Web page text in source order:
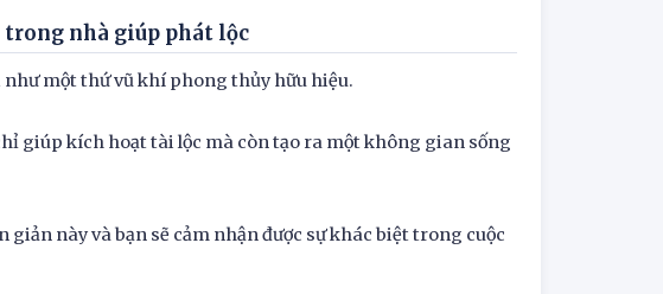
nhà giúp phát lộc
một thứ vũ khí phong thủy hữu hiệu.
giúp kích hoạt tài lộc mà còn tạo ra một không gian sống
này và bạn sẽ cảm nhận được sự khác biệt trong cuộc